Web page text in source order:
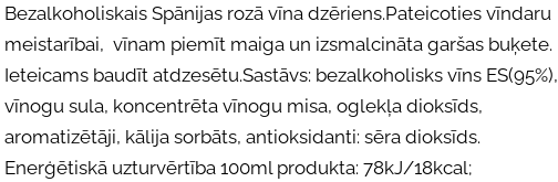
Bezalkoholiskais Spānijas rozā vīna dzēriens.Pateicoties vīndaru
meistarībai, vīnam piemīt maiga un izsmalcināta garšas buķete.
Ieteicams baudīt atdzesētu.Sastāvs: bezalkoholisks vīns ES(95%),
vīnogu sula, koncentrēta vīnogu misa, oglekļa dioksīds,
aromatizētāji, kālija sorbāts, antioksidanti: sēra dioksīds.
Enerģētiskā uzturvērtība 100ml produkta: 78kJ/18kcal;